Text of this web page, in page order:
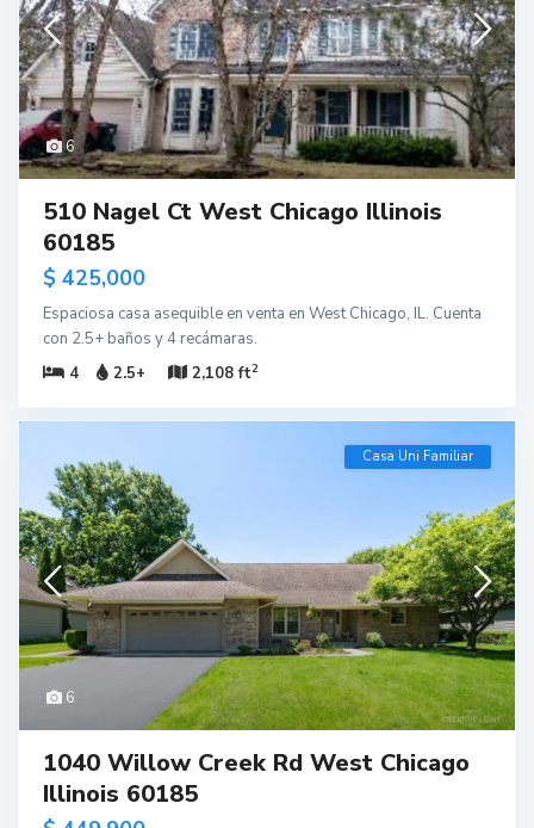
6
510 Nagel Ct West Chicago Illinois
60185
$ 425,000
Espaciosa casa asequible en venta en West Chicago, IL. Cuenta
con 2.5+ baños y 4 recámaras.
4
2.5+ 2,108 ft2
6
Casa Uni Familiar
1040 Willow Creek Rd West Chicago
Illinois 60185